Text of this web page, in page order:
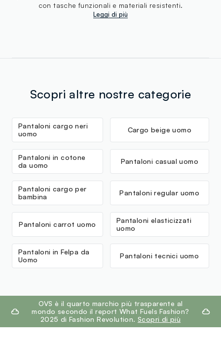
con tasche funzionali e materiali resistenti.
Leggi di più
Scopri altre nostre categorie
Pantaloni cargo neri
uomo
Cargo beige uomo
Pantaloni in cotone
da uomo
Pantaloni casual uomo
Pantaloni cargo per
bambina
Pantaloni regular uomo
Pantaloni carrot uomo
Pantaloni elasticizzati
uomo
Pantaloni in Felpa da
Uomo
Pantaloni tecnici uomo
footer.ariatitleOVS è il quarto marchio più trasparente al
mondo secondo il report What Fuels Fashion?
2025 di Fashion Revolution. Scopri di più